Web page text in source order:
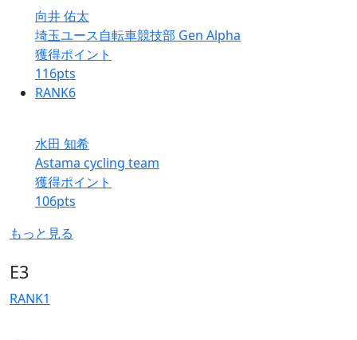
向井 佑太
埼玉ユース自転車競技部 Gen Alpha
獲得ポイント
116pts
RANK6
水田 知希
Astama cycling team
獲得ポイント
106pts
もっと見る
E3
RANK1